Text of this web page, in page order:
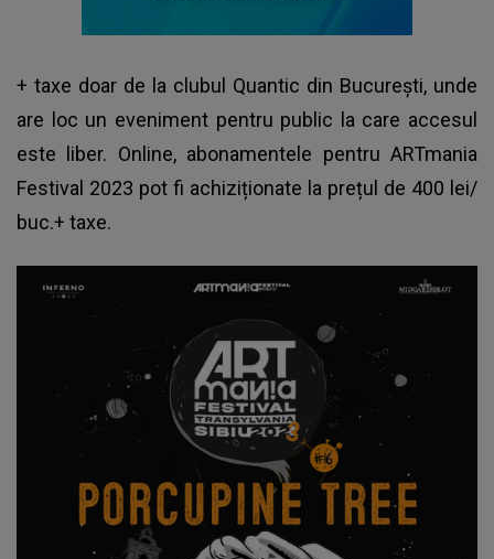
+ taxe doar de la clubul Quantic din București, unde
are loc un eveniment pentru public la care accesul
este liber. Online, abonamentele pentru ARTmania
Festival 2023 pot fi achiziționate la prețul de 400 lei/
buc.+ taxe.